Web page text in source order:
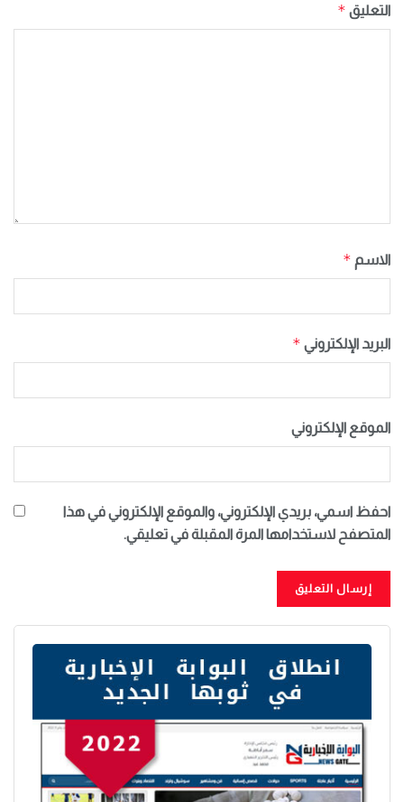
التعليق *
الاسم *
البريد الإلكتروني *
الموقع الإلكتروني
احفظ اسمي، بريدي الإلكتروني، والموقع الإلكتروني في هذا
المتصفح لاستخدامها المرة المقبلة في تعليقي.